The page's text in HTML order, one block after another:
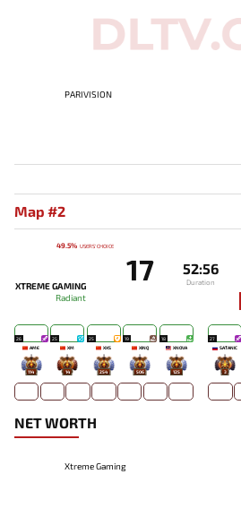
PARIVISION
Map #2
49.5% USERS' CHOICE
XTREME GAMING
Radiant
17 52:56
Duration
26
AME
114
25
XM
14
25
XXS
254
19
XINQ
506
18
XNOVA
125
27
SATANIC
3
NET WORTH
Xtreme Gaming